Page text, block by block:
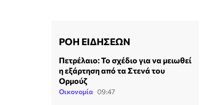
ΡΟΗ ΕΙΔΗΣΕΩΝ
Πετρέλαιο: Το σχέδιο για να μειωθεί
η εξάρτηση από τα Στενά του
Ορμούζ
Οικονομία 09:47